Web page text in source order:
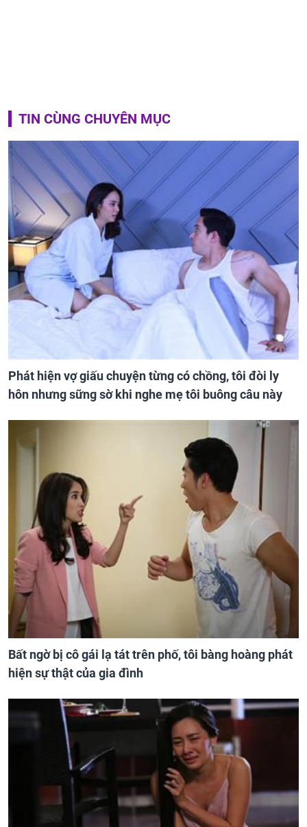
TIN CÙNG CHUYÊN MỤC
Phát hiện vợ giấu chuyện từng có chồng, tôi đòi ly
hôn nhưng sững sờ khi nghe mẹ tôi buông câu này
Bất ngờ bị cô gái lạ tát trên phố, tôi bàng hoàng phát
hiện sự thật của gia đình